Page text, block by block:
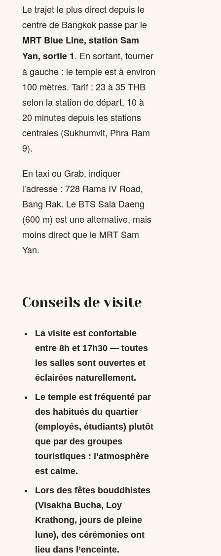
Le trajet le plus direct depuis le
centre de Bangkok passe par le
MRT Blue Line, station Sam
Yan, sortie 1. En sortant, tourner
à gauche : le temple est à environ
100 mètres. Tarif : 23 à 35 THB
selon la station de départ, 10 à
20 minutes depuis les stations
centrales (Sukhumvit, Phra Ram
9).
En taxi ou Grab, indiquer
l’adresse : 728 Rama IV Road,
Bang Rak. Le BTS Sala Daeng
(600 m) est une alternative, mais
moins direct que le MRT Sam
Yan.
Conseils de visite
La visite est confortable
entre 8h et 17h30— toutes
les salles sont ouvertes et
éclairées naturellement.
Le temple est fréquenté par
des habitués du quartier
(employés, étudiants) plutôt
que par des groupes
touristiques : l’atmosphère
est calme.
Lors des fêtes bouddhistes
(Visakha Bucha, Loy
Krathong, jours de pleine
lune), des cérémonies ont
lieu dans l’enceinte.